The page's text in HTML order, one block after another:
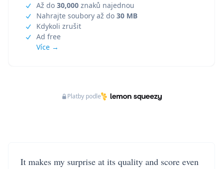
Až do 30,000 znaků najednou
Nahrajte soubory až do 30 MB
Kdykoli zrušit
Ad free
Více →
Platby podle
It makes my surprise at its quality and score even